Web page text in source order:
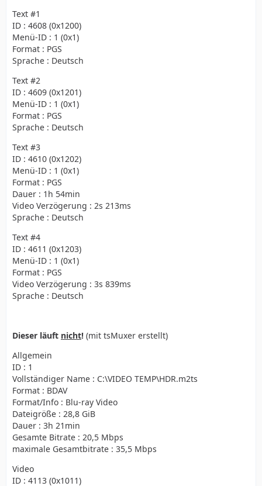
Text #1
ID : 4608 (0x1200)
Menü-ID : 1 (0x1)
Format : PGS
Sprache : Deutsch
Text #2
ID : 4609 (0x1201)
Menü-ID : 1 (0x1)
Format : PGS
Sprache : Deutsch
Text #3
ID : 4610 (0x1202)
Menü-ID : 1 (0x1)
Format : PGS
Dauer : 1h 54min
Video Verzögerung : 2s 213ms
Sprache : Deutsch
Text #4
ID : 4611 (0x1203)
Menü-ID : 1 (0x1)
Format : PGS
Video Verzögerung : 3s 839ms
Sprache : Deutsch
Dieser läuft nicht! (mit tsMuxer erstellt)
Allgemein
ID : 1
Vollständiger Name : C:\VIDEO TEMP\HDR.m2ts
Format : BDAV
Format/Info : Blu-ray Video
Dateigröße : 28,8 GiB
Dauer : 3h 21min
Gesamte Bitrate : 20,5 Mbps
maximale Gesamtbitrate : 35,5 Mbps
Video
ID : 4113 (0x1011)